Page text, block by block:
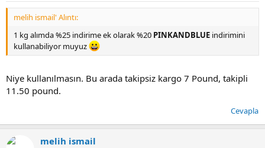
melih ismail' Alıntı:
1 kg alımda %25 indirime ek olarak %20 PINKANDBLUE indirimini
kullanabiliyor muyuz
Niye kullanılmasın. Bu arada takipsiz kargo 7 Pound, takipli
11.50 pound.
Cevapla
melih ismail